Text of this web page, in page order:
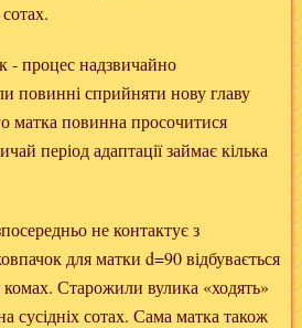
- процес надзвичайно
повинні сприйняти нову главу
матка повинна просочитися
період адаптації займає кілька
не контактує з
для матки d=90 відбувається
комах. Старожили вулика «ходять»
сусідніх сотах. Сама матка також